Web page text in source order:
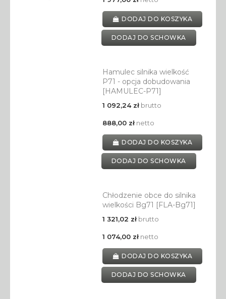
DODAJ DO KOSZYKA
DODAJ DO SCHOWKA
Hamulec silnika wielkość
P71 - opcja dobudowania
[HAMULEC-P71]
1 092,24 złbrutto
888,00 złnetto
DODAJ DO KOSZYKA
DODAJ DO SCHOWKA
Chłodzenie obce do silnika
wielkości Bg71 [FLA-Bg71]
1 321,02 złbrutto
1 074,00 złnetto
DODAJ DO KOSZYKA
DODAJ DO SCHOWKA